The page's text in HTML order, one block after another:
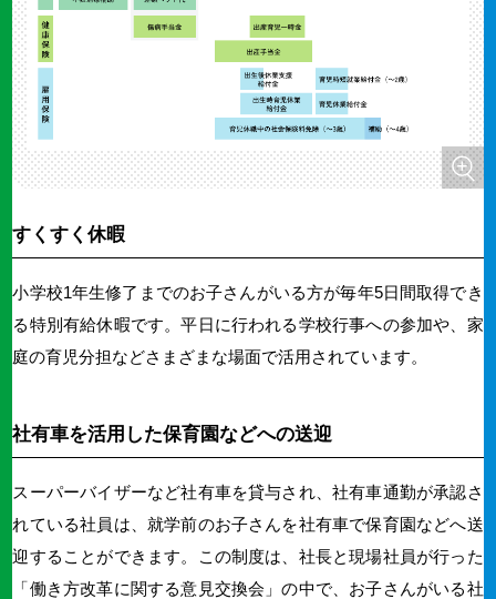
すくすく休暇
小学校1年生修了までのお子さんがいる方が毎年5日間取得でき
る特別有給休暇です。平日に行われる学校行事への参加や、家
庭の育児分担などさまざまな場面で活用されています。
社有車を活用した保育園などへの送迎
スーパーバイザーなど社有車を貸与され、社有車通勤が承認さ
れている社員は、就学前のお子さんを社有車で保育園などへ送
迎することができます。この制度は、社長と現場社員が行った
「働き方改革に関する意見交換会」の中で、お子さんがいる社